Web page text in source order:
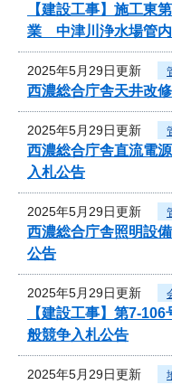
【建設工事】施工東
業 中津川浄水場管
2025年5月29日更新
西濃総合庁舎天井改
2025年5月29日更新
西濃総合庁舎直流電
入札公告
2025年5月29日更新
西濃総合庁舎照明設
公告
2025年5月29日更新
【建設工事】第7-
般競争入札公告
2025年5月29日更新